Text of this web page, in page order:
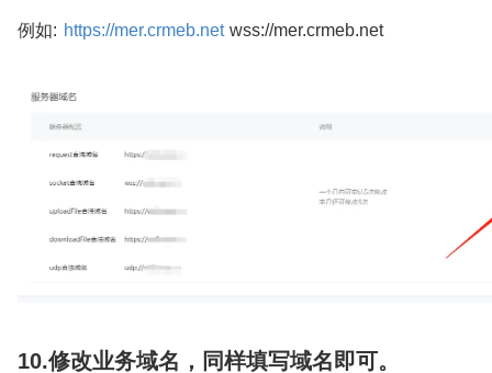
例如: https://mer.crmeb.netwss://mer.crmeb.net
10.修改业务域名，同样填写域名即可。